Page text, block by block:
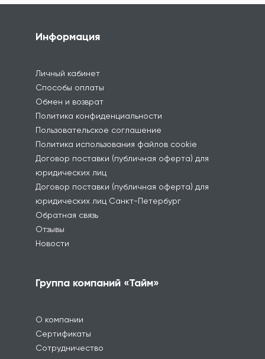
Информация
Личный кабинет
Способы оплаты
Обмен и возврат
Политика конфиденциальности
Пользовательское соглашение
Политика использования файлов cookie
Договор поставки (публичная оферта) для
юридических лиц
Договор поставки (публичная оферта) для
юридических лиц Санкт-Петербург
Обратная связь
Отзывы
Новости
Группа компаний «Тайм»
О компании
Сертификаты
Сотрудничество